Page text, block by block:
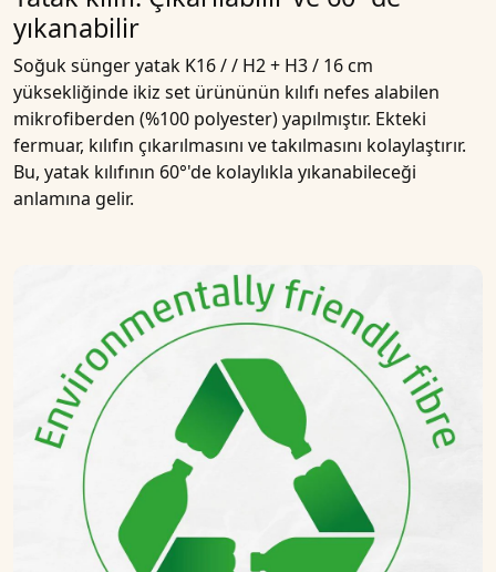
yıkanabilir
Soğuk sünger yatak K16 / / H2 + H3 / 16 cm
yüksekliğinde ikiz set ürününün kılıfı nefes alabilen
mikrofiberden (%100 polyester) yapılmıştır. Ekteki
fermuar, kılıfın çıkarılmasını ve takılmasını kolaylaştırır.
Bu, yatak kılıfının 60°'de kolaylıkla yıkanabileceği
anlamına gelir.